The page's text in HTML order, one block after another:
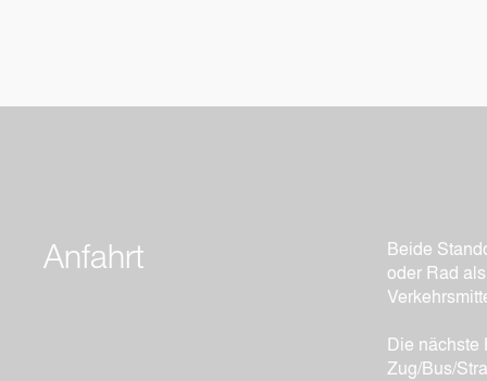
Anfahrt
Beide
oder Rad
Die nächste
Zug/Bus/